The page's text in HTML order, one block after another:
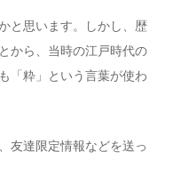
と思います。しかし、歴
から、当時の江戸時代の
「粋」という言葉が使わ
友達限定情報などを送っ